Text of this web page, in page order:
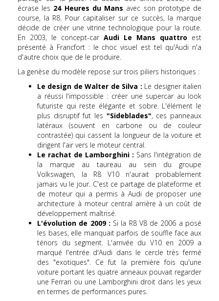
écrase les 24 Heures du Mans avec son prototype de
course, la R8. Pour capitaliser sur ce succès, la marque
décide de créer une vitrine technologique pour la route.
En 2003, le concept-car Audi Le Mans quattro est
présenté à Francfort : le choc visuel est tel qu'Audi n'a
d'autre choix que de le produire.
La genèse du modèle repose sur trois piliers historiques :
Le design de Walter de Silva : Le designer italien
a réussi l'impossible : créer une supercar au look
futuriste qui reste élégante et sobre. L'élément le
plus disruptif fut les "Sideblades", ces panneaux
latéraux (souvent en carbone ou de couleur
contrastée) qui cassent la longueur de la voiture et
dirigent l'air vers le moteur central.
Le rachat de Lamborghini : Sans l'intégration de
la marque au taureau au sein du groupe
Volkswagen, la R8 V10 n'aurait probablement
jamais vu le jour. C'est ce partage de plateforme et
de moteur qui a permis à Audi de proposer une
architecture à moteur central arrière à un coût de
développement maîtrisé.
L'évolution de 2009 : Si la R8 V8 de 2006 a posé
les bases, elle manquait parfois de souffle face aux
ténors du segment. L'arrivée du V10 en 2009 a
marqué l'entrée d'Audi dans le cercle très fermé
des "exotiques". Ce fut la première fois qu'une
voiture portant les quatre anneaux pouvait regarder
une Ferrari ou une Lamborghini droit dans les yeux
en termes de performances pures.